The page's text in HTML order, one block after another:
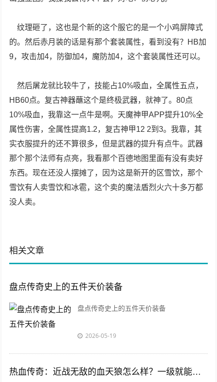
纹理砸了，这也是个新的这个服它的是一个小鸡屏障式
的。然后赤月装的话是有那个套装属性，看到没有？HB加
9，攻击加4，防御加4，魔防加4，这个套装属性还可以。
然后屠龙就比较牛了，技能占10%吸血，全属性五点，
HB60点。复古神器蘸这个是终极武器，就神了。80点
10%吸血，我靠这一点牛是啊。天魔神甲APP提升10%全
属性伤害，全属性提高1.2，复古神甲12 2到3。我靠，其
实衣服提升的还不算很多，但是武器的提升有点牛。武器
那个那个法师有点亮，我看那个百德地图里面有没有卖好
东西。现在还没人摆摊了，因为这是新开的区雪饮，那个
雪饮有人卖雪饮和冰雹，这个卖的魔法盾烈火六十多万都
没人卖。
相关文章
盘点传奇史上的五件天价装备
盘点传奇史上的五件天价装备
2026-05-19
热血传奇：近战无敌的血天狼怎么样？一级就能单挑白日门大刀